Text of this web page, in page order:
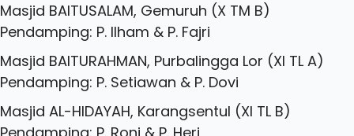
Masjid BAITUSALAM, Gemuruh (X TM B)
Pendamping: P. Ilham & P. Fajri
Masjid BAITURAHMAN, Purbalingga Lor (XI TL A)
Pendamping: P. Setiawan & P. Dovi
Masjid AL-HIDAYAH, Karangsentul (XI TL B)